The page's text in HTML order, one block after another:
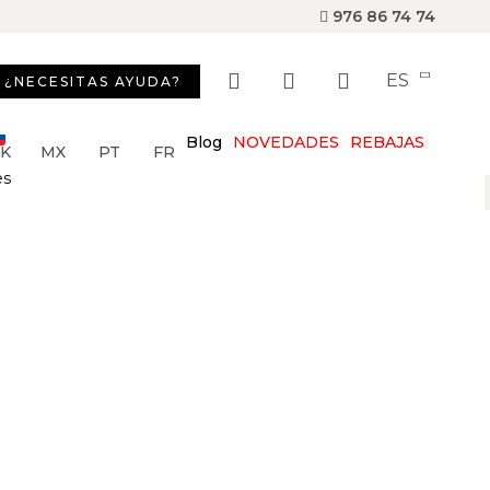
976 86 74 74
¿NECESITAS AYUDA? ES
MX PT FR Blog NOVEDADES REBAJAS